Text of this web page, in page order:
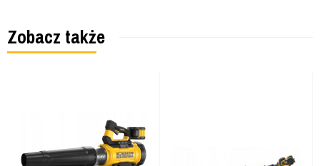
Zobacz także